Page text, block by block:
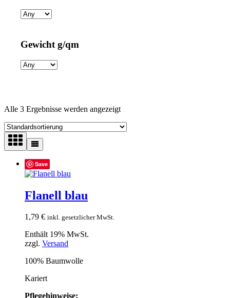
Gewicht g/qm
Alle 3 Ergebnisse werden angezeigt
Save
Flanell blau
1,79 € inkl. gesetzlicher MwSt.
Enthält 19% MwSt.
zzgl. Versand
100% Baumwolle
Kariert
Pflegehinweise: